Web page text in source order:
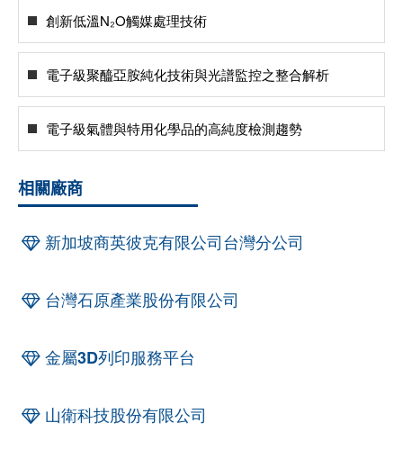
創新低溫N₂O觸媒處理技術
電子級聚醯亞胺純化技術與光譜監控之整合解析
電子級氣體與特用化學品的高純度檢測趨勢
相關廠商
新加坡商英彼克有限公司台灣分公司
台灣石原產業股份有限公司
金屬3D列印服務平台
山衛科技股份有限公司